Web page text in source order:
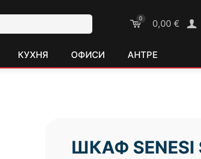
0 0,00 €
КУХНЯ ОФИСИ АНТРЕ
ШКАФ SENESI